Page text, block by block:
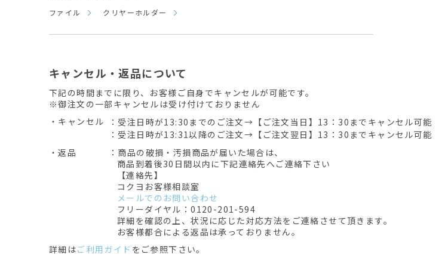
ファイル クリヤーホルダー
キャンセル・返品について
下記の時間までに限り、お客様ご自身でキャンセルが可能です。
※御注文の一部キャンセルは受け付けておりません
・キャンセル
：受注日時が13:30までのご注文→【ご注文当日】13：30までキャンセル可能
：受注日時が13:31以降のご注文→【ご注文翌日】13：30までキャンセル可能
・返品
：商品の破損・汚損商品が届いた場合は、
商品到着後30日間以内に下記連絡先へご連絡下さい
【連絡先】
コクヨお客様相談室
メールでのお問い合わせ
フリーダイヤル：0120-201-594
詳細を確認の上、状況に応じた対応方法をご連絡させて頂きます。
お客様都合による返品は承っておりません。
詳細はご利用ガイド をご参照下さい。